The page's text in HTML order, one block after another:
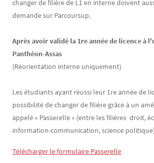
changer de filière de L1 en interne doivent
demande sur Parcoursup.
Après avoir validé la 1re année de licence à
Panthéon-Assas
(Réorientation interne uniquement)
Les étudiants ayant réussi leur 1re année de
possibilité de changer de filière grâce à un
appelé « Passerelle » (entre les filières droit,
information-communication, science
Télécharger le formulaire Passerelle